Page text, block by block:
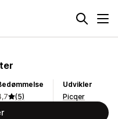
(5)
Udvikler
Picqer